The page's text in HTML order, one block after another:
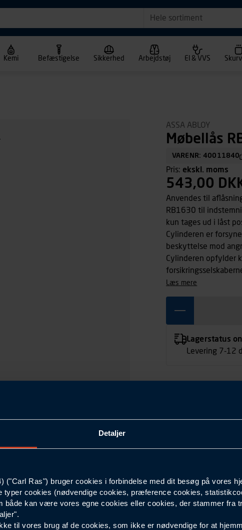
Detaljer
("Carl Ras") bruger cookies i forbindelse med dit besøg på vores
typer cookies (nødvendige cookies, præference cookies,
både kan være vores egne cookies eller cookies, der stammer fra
til vores brug af de cookies, som ikke er nødvendige for at
Hele sortiment
Kemi Befæstigelse Sikkerhed Arbejdstøj El & VVS
Op
Serie 600RB
ASSA ABLOY
Møbellås
VARENR: 40011840
Pris: ekskl. moms
543,00
Anvendes til
RB1630 til
kun tages ud i låst
Cylinderen er
beskyttelse mod
Cylinderen opfylder
læs mere
Lagerstatus
Levering 7-12